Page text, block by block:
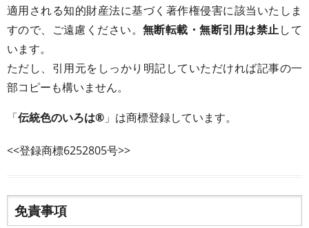
適用される知的財産法に基づく著作権侵害に該当いたしま
すので、ご遠慮ください。 無断転載・無断引用は禁止して
います。
ただし、引用元をしっかり明記していただければ記事の一
部コピーも構いません。
「伝統色のいろは® 」は商標登録しています。
<<登録商標6252805号>>
免責事項